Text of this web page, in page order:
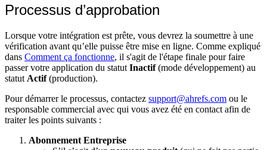
Processus d’approbation
Lorsque votre intégration est prête, vous devrez la soumettre à une
vérification avant qu’elle puisse être mise en ligne. Comme expliqué
dans Comment ça fonctionne, il s'agit de l'étape finale pour faire
passer votre application du statut Inactif(mode développement) au
statut Actif(production).
Pour démarrer le processus, contactez support@ahrefs.com ou le
responsable commercial avec qui vous avez été en contact afin de
traiter les points suivants :
Abonnement Entreprise